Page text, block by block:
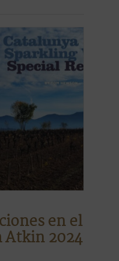
en el
2024